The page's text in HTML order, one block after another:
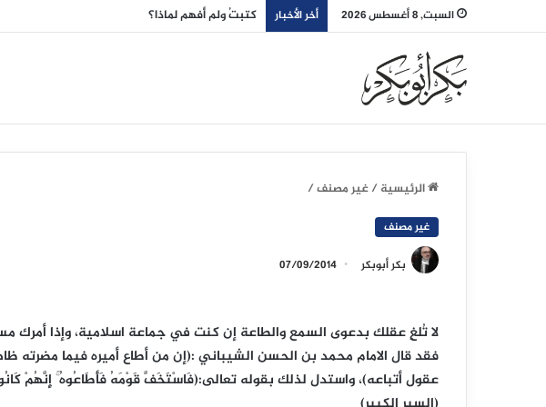
السبت, 8 أغسطس 2026 أخر الأخبار كتبتُ ولم أفهم لماذا؟
الرئيسية/غير مصنف/
غير مصنف
بكر أبوبكر 07/09/2014
لا تُلغِ عقلك بدعوى السمع والطاعة إن كنت في جماعة اسلامية، وإذا أمرك
فقد قال الامام محمد بن الحسن الشيباني :(إن من أطاع أميره فيما مضرته